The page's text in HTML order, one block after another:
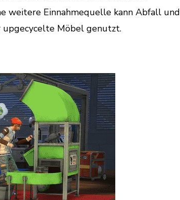
weitere Einnahmequelle kann Abfall und
Möbel genutzt.